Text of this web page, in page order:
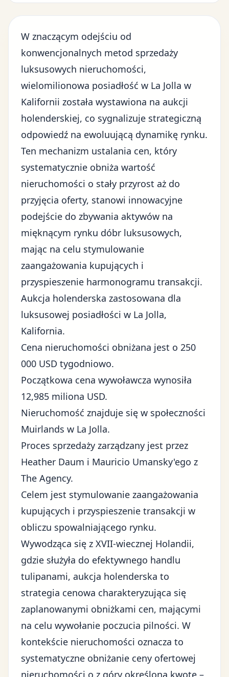
W znaczącym odejściu od
konwencjonalnych metod sprzedaży
luksusowych nieruchomości,
wielomilionowa posiadłość w La Jolla w
Kalifornii została wystawiona na aukcji
holenderskiej, co sygnalizuje strategiczną
odpowiedź na ewoluującą dynamikę rynku.
Ten mechanizm ustalania cen, który
systematycznie obniża wartość
nieruchomości o stały przyrost aż do
przyjęcia oferty, stanowi innowacyjne
podejście do zbywania aktywów na
mięknącym rynku dóbr luksusowych,
mając na celu stymulowanie
zaangażowania kupujących i
przyspieszenie harmonogramu transakcji.
Aukcja holenderska zastosowana dla
luksusowej posiadłości w La Jolla,
Kalifornia.
Cena nieruchomości obniżana jest o 250
000 USD tygodniowo.
Początkowa cena wywoławcza wynosiła
12,985 miliona USD.
Nieruchomość znajduje się w społeczności
Muirlands w La Jolla.
Proces sprzedaży zarządzany jest przez
Heather Daum i Mauricio Umansky'ego z
The Agency.
Celem jest stymulowanie zaangażowania
kupujących i przyspieszenie transakcji w
obliczu spowalniającego rynku.
Wywodząca się z XVII-wiecznej Holandii,
gdzie służyła do efektywnego handlu
tulipanami, aukcja holenderska to
strategia cenowa charakteryzująca się
zaplanowanymi obniżkami cen, mającymi
na celu wywołanie poczucia pilności. W
kontekście nieruchomości oznacza to
systematyczne obniżanie ceny ofertowej
nieruchomości o z góry określoną kwotę –